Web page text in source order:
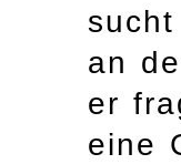
an
er
eine